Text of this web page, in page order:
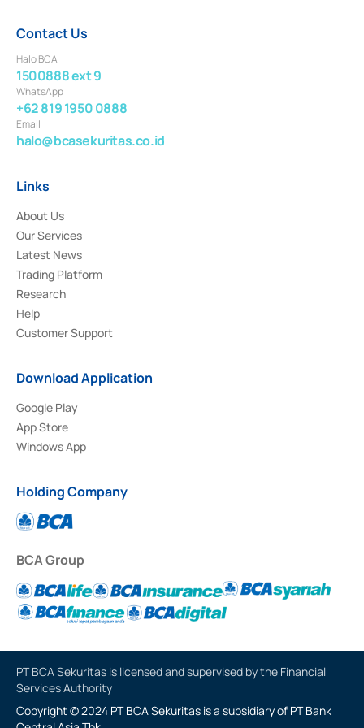
Contact Us
Halo BCA
1500888 ext 9
WhatsApp
+62 819 1950 0888
Email
halo@bcasekuritas.co.id
Links
About Us
Our Services
Latest News
Trading Platform
Research
Help
Customer Support
Download Application
Google Play
App Store
Windows App
Holding Company
BCA Group
PT BCA Sekuritas is licensed and supervised by the Financial
Services Authority
Copyright © 2024 PT BCA Sekuritas is a subsidiary of PT Bank